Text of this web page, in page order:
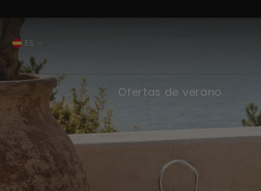
ES
FR
Ofertas de verano